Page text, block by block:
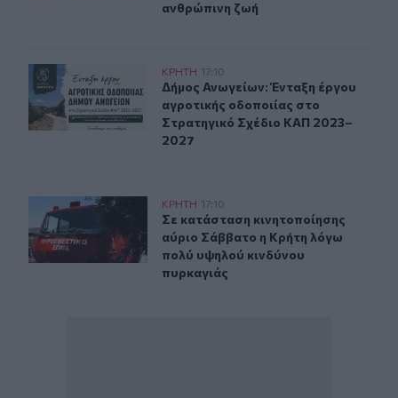
ανθρώπινη ζωή
Δήμος Ανωγείων: Ένταξη έργου αγροτικής οδοποιίας
ΚΡΗΤΗ 17:10
Δήμος Ανωγείων: Ένταξη έργου
Δήμος Ανωγείων: Ένταξη έργου
αγροτικής οδοποιίας στο
Στρατηγικό Σχέδιο ΚΑΠ 2023–
2027
Σε κατάσταση κινητοποίησης αύριο Σάββατο η Κρήτη
ΚΡΗΤΗ 17:10
Σε κατάσταση κινητοποίησης
Σε κατάσταση κινητοποίησης
αύριο Σάββατο η Κρήτη λόγω
πολύ υψηλού κινδύνου
πυρκαγιάς